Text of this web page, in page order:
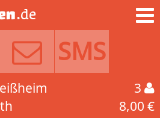
.de
SMS
3
8,00 €